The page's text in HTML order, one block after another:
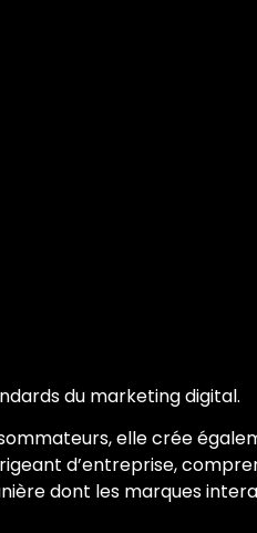
du marketing digital.
elle crée
d’entreprise,
dont les marques